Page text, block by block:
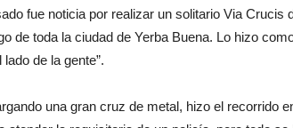
fue noticia por realizar un solitario Via Crucis
de toda la ciudad de Yerba Buena. Lo hizo
de la gente”.
una gran cruz de metal, hizo el recorrido